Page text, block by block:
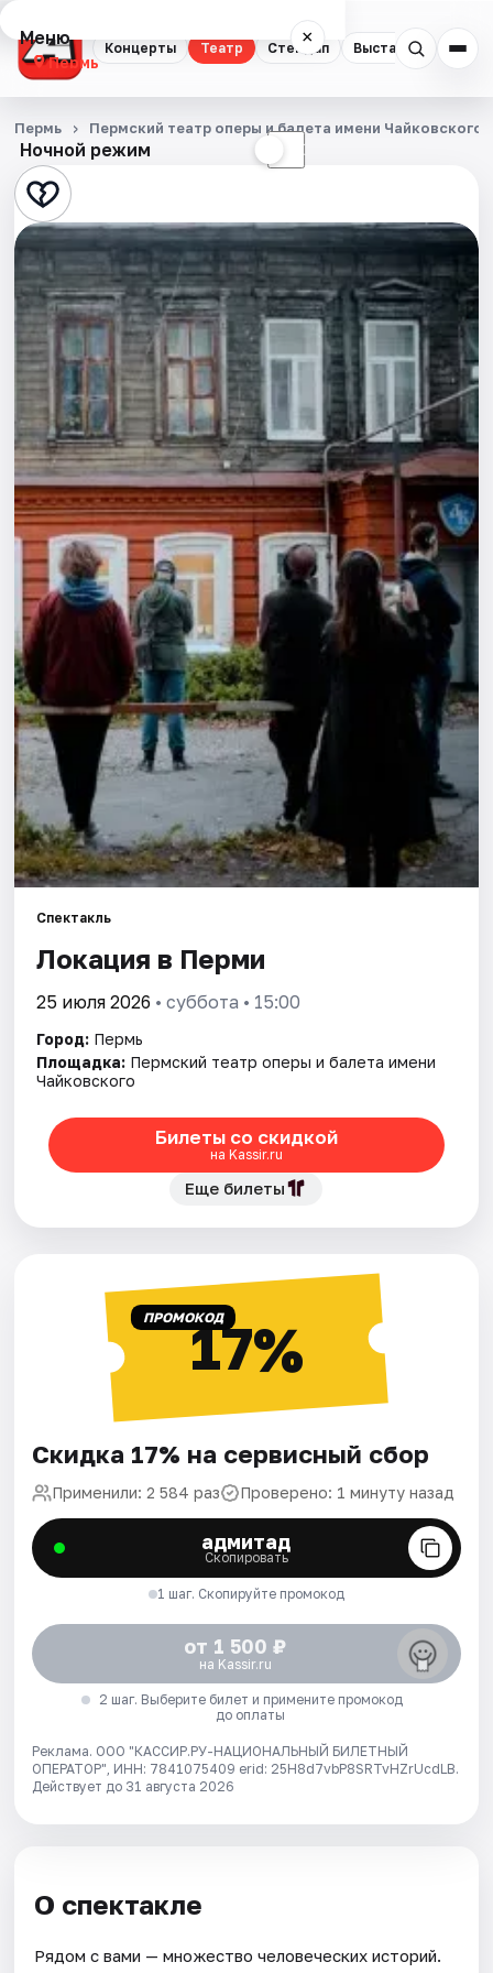
Концерты Театр Стендап Выставки
Меню ×
Пермь
Концерты
Театр
Стендап
Выставки
Квесты
Экскурсии
Спорт
События
Города
Площадки
Артисты
Рейтинги
Ночной режим ☾
Пермь Пермский театр оперы и балета имени Чайковского
Спектакль
Локация в Перми
25 июля 2026 • суббота • 15:00
Город: Пермь
Площадка: Пермский театр оперы и балета имени
Чайковского
Билеты со скидкой
на Kassir.ru
Еще билеты
ПРОМОКОД17%
Скидка 17% на сервисный сбор
Применили: 2 584 раз Проверено: 1 минуту назад
адмитад
Скопировать
1 шаг. Скопируйте промокод
от 1 500 ₽
на Kassir.ru
2 шаг. Выберите билет и примените промокод
до оплаты
Реклама. ООО "КАССИР.РУ-НАЦИОНАЛЬНЫЙ БИЛЕТНЫЙ
ОПЕРАТОР", ИНН: 7841075409 erid: 25H8d7vbP8SRTvHZrUcdLB.
Действует до 31 августа 2026
О спектакле
Рядом с вами — множество человеческих историй.